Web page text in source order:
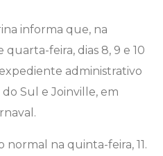
informa que, na
feira, dias 8, 9 e 10
administrativo
Sul e Joinville, em
na quinta-feira, 11.